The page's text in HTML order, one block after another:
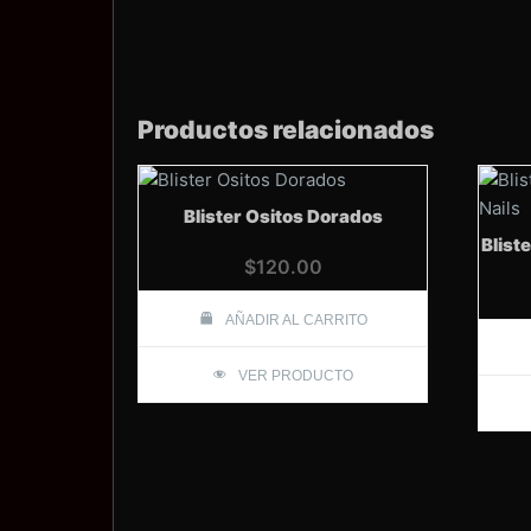
Productos relacionados
Blister Ositos Dorados
$120.00
AÑADIR AL CARRITO
VER PRODUCTO